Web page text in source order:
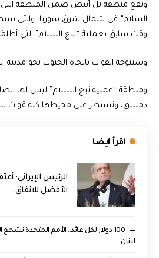
وتقع منطقة تل أبيض ضمن المنطقة
السلام” في شمال شرق سوريا، والتي
وقت سابق بعملية “نبع السلام” التي أطلقت
وستتوجه القوات باتجاه الجنوب نحو مدينة
ومنطقة “عملية نبع السلام” ليس لها
دمشق، وتسيطر على محيطها كله قوات
اقرأ ايضا
الرئيس الإيراني:
الأفضل للاتفاق
100 دولار لكل عائد.. الأمم المتحدة
لبنان